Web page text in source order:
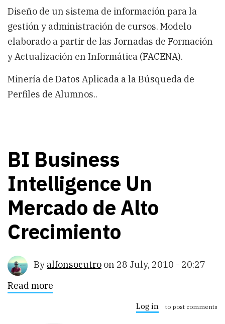
Diseño de un sistema de información para la
gestión y administración de cursos. Modelo
elaborado a partir de las Jornadas de Formación
y Actualización en Informática (FACENA).
Minería de Datos Aplicada a la Búsqueda de
Perfiles de Alumnos..
BI Business
Intelligence Un
Mercado de Alto
Crecimiento
By alfonsocutro on 28 July, 2010 - 20:27
Read more
Log in to post comments